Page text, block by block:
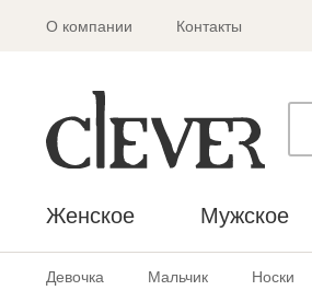
О компании Контакты
Женское Мужское
Девочка Мальчик Носки